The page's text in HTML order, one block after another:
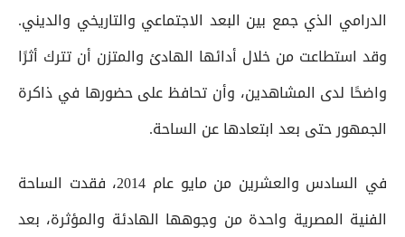
الدرامي الذي جمع بين البعد الاجتماعي والتاريخي والديني.
وقد استطاعت من خلال أدائها الهادئ والمتزن أن تترك أثرًا
واضحًا لدى المشاهدين، وأن تحافظ على حضورها في ذاكرة
الجمهور حتى بعد ابتعادها عن الساحة.
في السادس والعشرين من مايو عام 2014، فقدت الساحة
الفنية المصرية واحدة من وجوهها الهادئة والمؤثرة، بعد